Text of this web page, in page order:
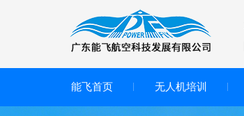
能飞首页 无人机培训